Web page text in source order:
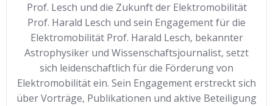
Prof. Lesch und die Zukunft der Elektromobilität
Prof. Harald Lesch und sein Engagement für die
Elektromobilität Prof. Harald Lesch, bekannter
Astrophysiker und Wissenschaftsjournalist, setzt
sich leidenschaftlich für die Förderung von
Elektromobilität ein. Sein Engagement erstreckt sich
über Vorträge, Publikationen und aktive Beteiligung